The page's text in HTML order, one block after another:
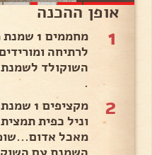
אופן ההכנה
1
מחממים
לרתיחה
השוקולד
.
2
וניל כפית
מאכל